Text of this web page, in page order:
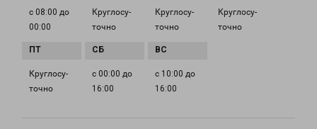
с 08:00 до
00:00
Круглосу­
точно
Круглосу­
точно
Круглосу­
точно
Круглосу­
точно
с 00:00 до
16:00
с 10:00 до
16:00